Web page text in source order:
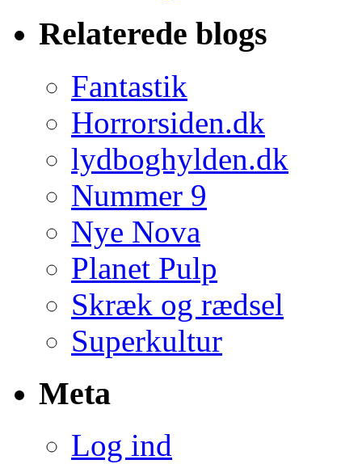
Relaterede blogs
Fantastik
Horrorsiden.dk
lydboghylden.dk
Nummer 9
Nye Nova
Planet Pulp
Skræk og rædsel
Superkultur
Meta
Log ind